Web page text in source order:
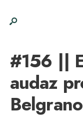
#156 ||
audaz
Belgrano